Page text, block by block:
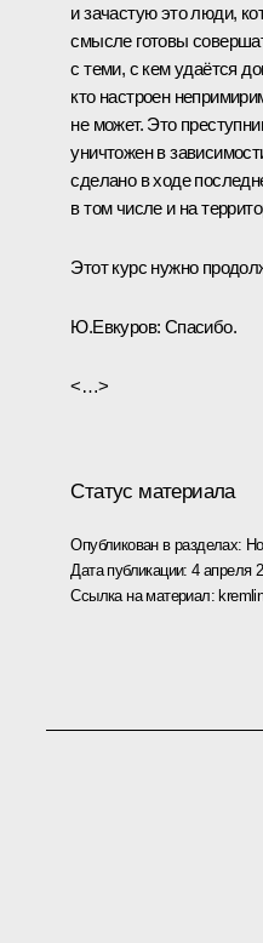
и зачастую это люди,
смысле готовы
с теми, с кем удаётся
кто настроен
не может. Это
уничтожен в
сделано в ходе
в том числе и на
Этот курс нужно
Ю.Евкуров: Спасибо.
<…>
Статус материала
Опубликован в разделах:
Дата публикации:4 апреля
Ссылка на материал: